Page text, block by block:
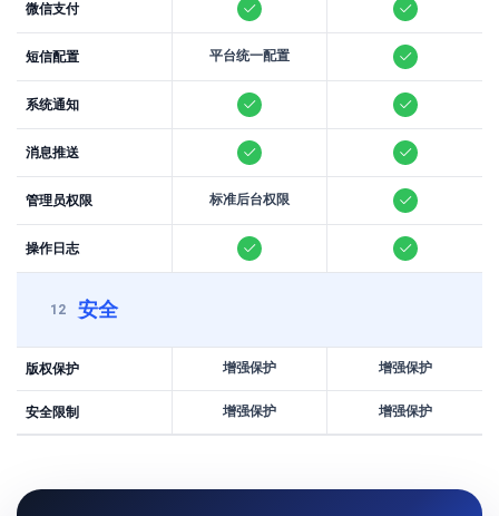
微信支付
短信配置 平台统一配置
系统通知
消息推送
管理员权限 标准后台权限
操作日志
12 安全
版权保护 增强保护 增强保护
安全限制 增强保护 增强保护